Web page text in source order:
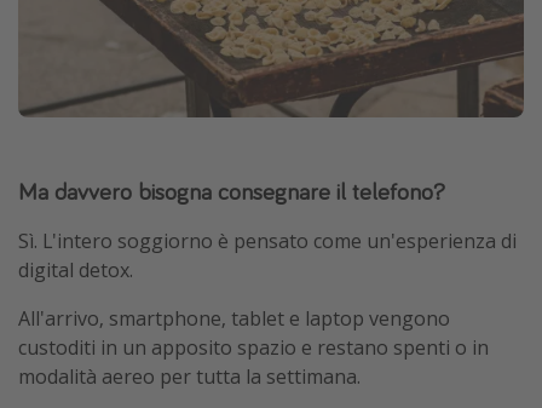
Ma davvero bisogna consegnare il telefono?
Sì. L'intero soggiorno è pensato come un'esperienza di
digital detox.
All'arrivo, smartphone, tablet e laptop vengono
custoditi in un apposito spazio e restano spenti o in
modalità aereo per tutta la settimana.